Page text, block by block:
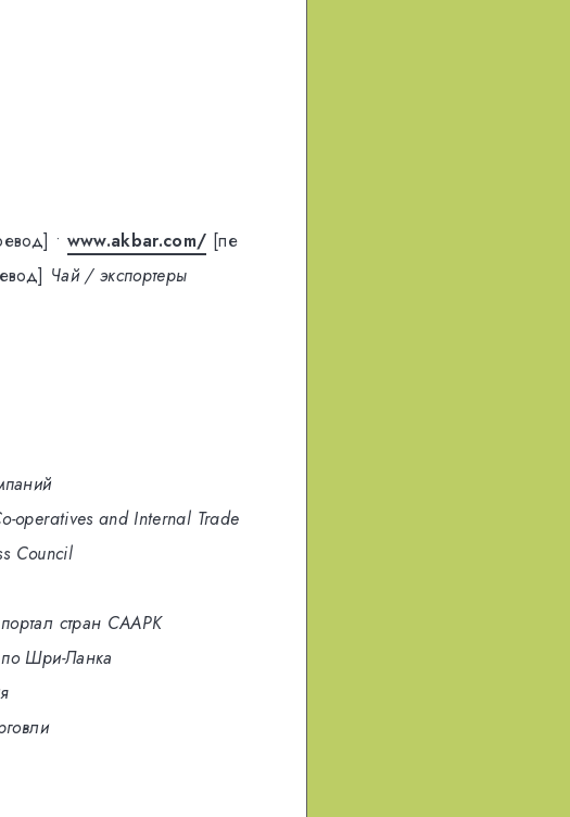
• www.akbar.com/ [пе
Чай / экспортеры
operatives and Internal Trade
Council
стран СААРК
Шри-Ланка